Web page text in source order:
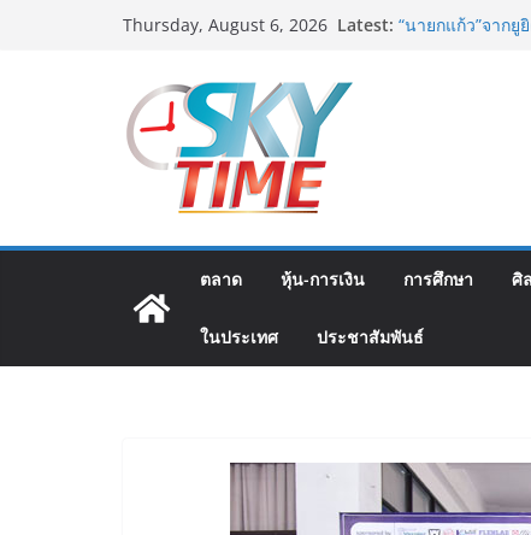
Thursday, August 6, 2026 Latest: อดีตแข้งดังทีมชา
มูลนิธิกองทุนนิยม
โครงการ ประก
ต้นตำรับ 4 ภูมิภา
ตลาด หุ้น-การเงิน การศึกษา ศิ
ในประเทศ ประชาสัมพันธ์